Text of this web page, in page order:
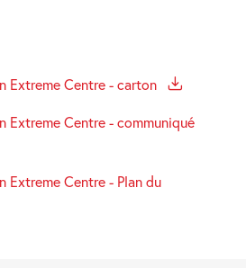
Extreme Centre - carton
Extreme Centre - communiqué
Extreme Centre - Plan du